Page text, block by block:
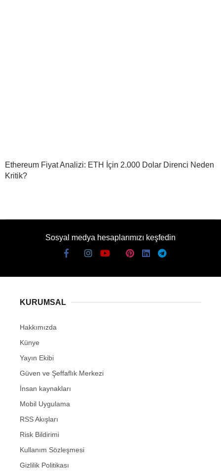
Ethereum Fiyat Analizi: ETH İçin 2.000 Dolar Direnci Neden
Kritik?
Sosyal medya hesaplarımızı keşfedin
KURUMSAL
Hakkımızda
Künye
Yayın Ekibi
Güven ve Şeffaflık Merkezi
İnsan kaynakları
Mobil Uygulama
RSS Akışları
Risk Bildirimi
Kullanım Sözleşmesi
Gizlilik Politikası